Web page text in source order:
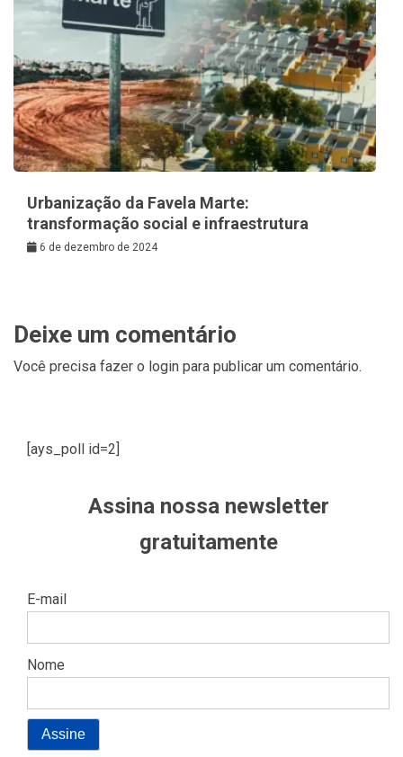
Urbanização da Favela Marte:
transformação social e infraestrutura
6 de dezembro de 2024
Deixe um comentário
Você precisa fazer o login para publicar um comentário.
[ays_poll id=2]
Assina nossa newsletter
gratuitamente
E-mail
Nome